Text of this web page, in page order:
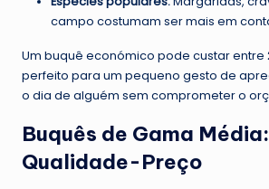
campo costumam ser mais em
Um buquê económico pode custar entre
perfeito para um pequeno gesto de
o dia de alguém sem comprometer o
Buquês de Gama
Qualidade-Preço